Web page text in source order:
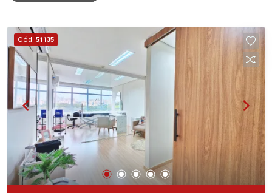
Cód. 51135